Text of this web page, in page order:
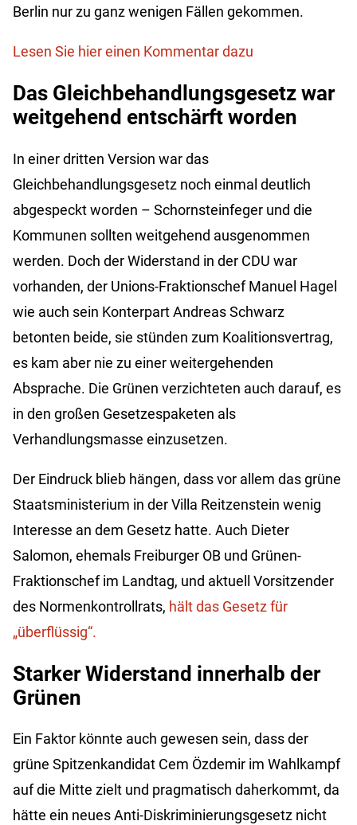
Berlin nur zu ganz wenigen Fällen gekommen.
Lesen Sie hier einen Kommentar dazu
Das Gleichbehandlungsgesetz war
weitgehend entschärft worden
In einer dritten Version war das
Gleichbehandlungsgesetz noch einmal deutlich
abgespeckt worden – Schornsteinfeger und die
Kommunen sollten weitgehend ausgenommen
werden. Doch der Widerstand in der CDU war
vorhanden, der Unions-Fraktionschef Manuel Hagel
wie auch sein Konterpart Andreas Schwarz
betonten beide, sie stünden zum Koalitionsvertrag,
es kam aber nie zu einer weitergehenden
Absprache. Die Grünen verzichteten auch darauf, es
in den großen Gesetzespaketen als
Verhandlungsmasse einzusetzen.
Der Eindruck blieb hängen, dass vor allem das grüne
Staatsministerium in der Villa Reitzenstein wenig
Interesse an dem Gesetz hatte. Auch Dieter
Salomon, ehemals Freiburger OB und Grünen-
Fraktionschef im Landtag, und aktuell Vorsitzender
des Normenkontrollrats, hält das Gesetz für
„überflüssig“.
Starker Widerstand innerhalb der
Grünen
Ein Faktor könnte auch gewesen sein, dass der
grüne Spitzenkandidat Cem Özdemir im Wahlkampf
auf die Mitte zielt und pragmatisch daherkommt, da
hätte ein neues Anti-Diskriminierungsgesetz nicht